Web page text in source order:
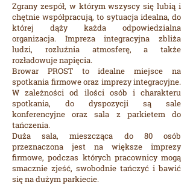
Zgrany zespół, w którym wszyscy się lubią i
chętnie współpracują, to sytuacja idealna, do
której dąży każda odpowiedzialna
organizacja. Impreza integracyjna zbliża
ludzi, rozluźnia atmosferę, a także
rozładowuje napięcia.
Browar PROST to idealne miejsce na
spotkania firmowe oraz imprezy integracyjne.
W zależności od ilości osób i charakteru
spotkania, do dyspozycji są sale
konferencyjne oraz sala z parkietem do
tańczenia.
Duża sala, mieszcząca do 80 osób
przeznaczona jest na większe imprezy
firmowe, podczas których pracownicy mogą
smacznie zjeść, swobodnie tańczyć i bawić
się na dużym parkiecie.